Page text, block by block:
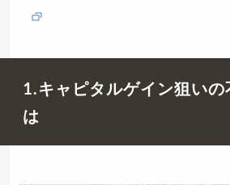
1.キャピタルゲイン狙いの
は